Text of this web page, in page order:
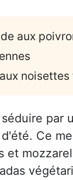
aux
par
Ce
et